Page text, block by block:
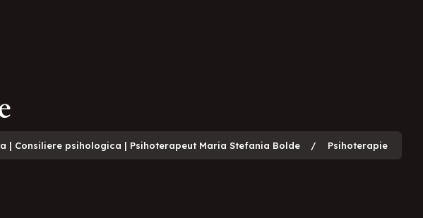
| Consiliere psihologica | Psihoterapeut Maria Stefania Bolde Psihoterapie